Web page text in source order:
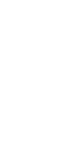
Palanga
járatok
a